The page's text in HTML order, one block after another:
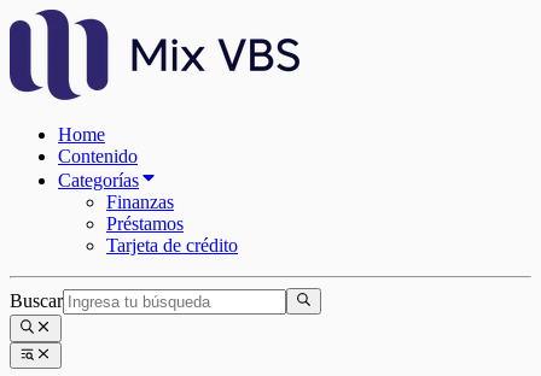
Home
Contenido
Categorías
Finanzas
Préstamos
Tarjeta de crédito
Buscar